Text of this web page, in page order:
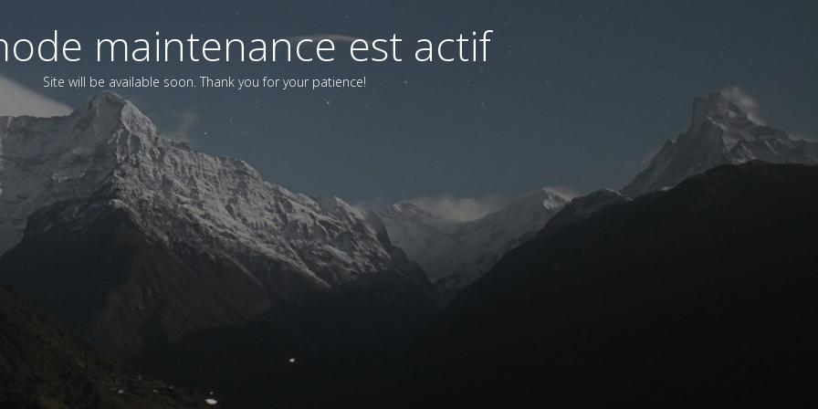
maintenance est actif
Site will be available soon. Thank you for your patience!